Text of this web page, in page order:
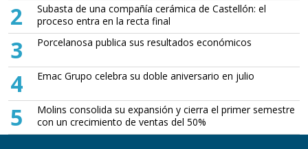
2
Subasta de una compañía cerámica de Castellón: el
proceso entra en la recta final
3 Porcelanosa publica sus resultados económicos
4 Emac Grupo celebra su doble aniversario en julio
5
Molins consolida su expansión y cierra el primer semestre
con un crecimiento de ventas del 50%